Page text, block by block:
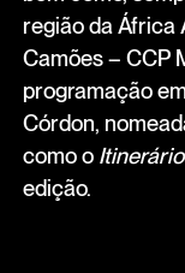
região da África
Camões – CCP
programação
Córdon,
como o
edição.